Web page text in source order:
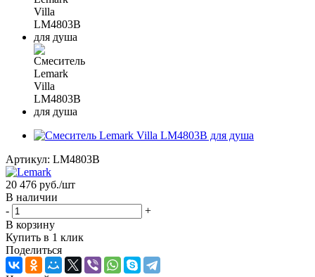
Артикул: LM4803B
20 476 руб./шт
В наличии
-
+
В корзину
Купить в 1 клик
Поделиться